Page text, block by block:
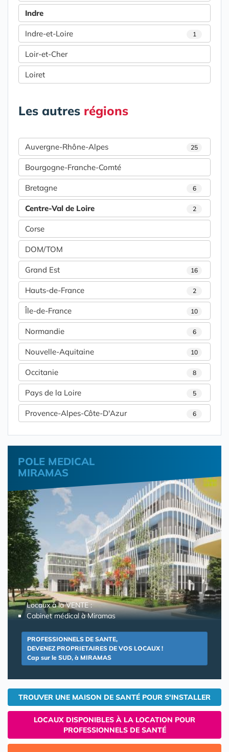
Indre
Indre-et-Loire 1
Loir-et-Cher
Loiret
Les autres régions
Auvergne-Rhône-Alpes 25
Bourgogne-Franche-Comté
Bretagne 6
Centre-Val de Loire 2
Corse
DOM/TOM
Grand Est 16
Hauts-de-France 2
Île-de-France 10
Normandie 6
Nouvelle-Aquitaine 10
Occitanie 8
Pays de la Loire 5
Provence-Alpes-Côte-D'Azur 6
POLE MEDICAL
MIRAMAS
Locaux à la VENTE :
Cabinet médical à Miramas
PROFESSIONNELS DE SANTE,
DEVENEZ PROPRIETAIRES DE VOS LOCAUX !
Cap sur le SUD, à MIRAMAS
TROUVER UNE MAISON DE SANTÉ POUR S'INSTALLER
LOCAUX DISPONIBLES À LA LOCATION POUR
PROFESSIONNELS DE SANTÉ